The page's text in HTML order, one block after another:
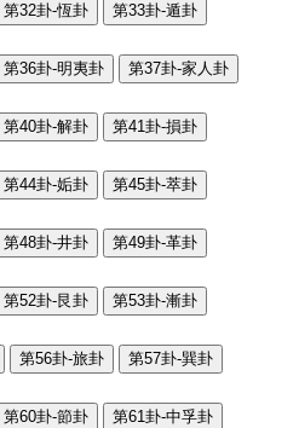
第32卦-恆卦 第33卦-遁卦
第36卦-明夷卦 第37卦-家人卦
第40卦-解卦 第41卦-損卦
第44卦-姤卦 第45卦-萃卦
第48卦-井卦 第49卦-革卦
第52卦-艮卦 第53卦-漸卦
第56卦-旅卦 第57卦-巽卦
第60卦-節卦 第61卦-中孚卦